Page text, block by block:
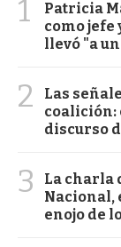
1
Patricia
como jefe
llevó "a
2
Las
coalición:
discurso
3
La charla
Nacional,
enojo de